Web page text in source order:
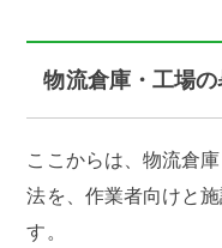
物流倉庫・工場
ここからは、物流倉
法を、作業者向けと
す。